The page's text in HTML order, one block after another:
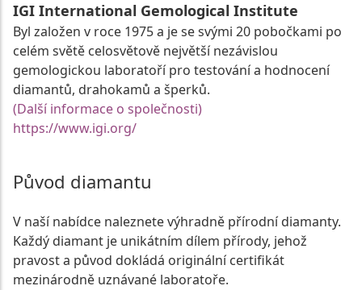
IGI International Gemological Institute
Byl založen v roce 1975 a je se svými 20 pobočkami po
celém světě celosvětově největší nezávislou
gemologickou laboratoří pro testování a hodnocení
diamantů, drahokamů a šperků.
(Další informace o společnosti)
https://www.igi.org/
Původ diamantu
V naší nabídce naleznete výhradně přírodní diamanty.
Každý diamant je unikátním dílem přírody, jehož
pravost a původ dokládá originální certifikát
mezinárodně uznávané laboratoře.